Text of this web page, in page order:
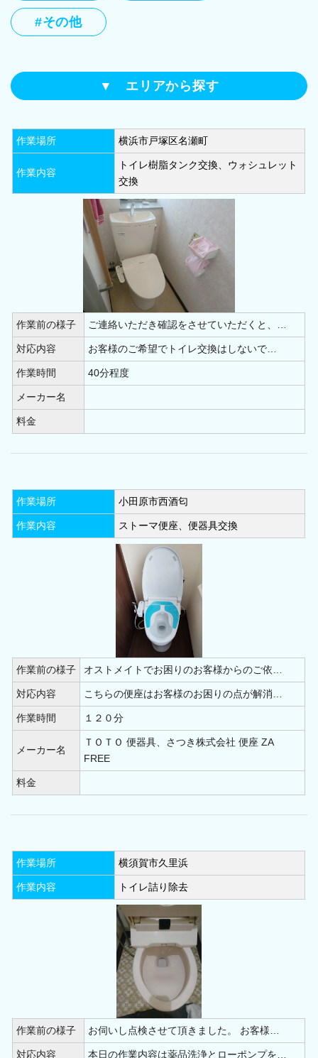
#その他
▼ エリアから探す
横浜市西区(8)
横浜市中区(18)
横浜市南区(17)
横浜市港南区(22)
横浜市保土ケ谷区(30)
横浜市旭区(12)
横浜市磯子区(12)
横浜市金沢区(19)
横浜市港北区(30)
横浜市緑区(19)
横浜市青葉区(25)
横浜市都筑区(17)
横浜市戸塚区(25)
横浜市栄区(10)
横浜市泉区(10)
横浜市瀬谷区(11)
川崎市川崎区(11)
川崎市中原区(7)
川崎市宮前区(20)
川崎市麻生区(12)
相模原市中央区(19)
藤沢市(28)
横須賀市(28)
平塚市(12)
茅ヶ崎市(10)
大和市(9)
厚木市(13)
鎌倉市(12)
座間市(6)
伊勢原市(6)
逗子市(6)
三浦市(6)
南足柄市(2)
足柄上郡(8)
足柄下郡(1)
中郡(1)
高座郡(1) 愛甲郡(0) 三浦郡(4)
作業場所 横浜市戸塚区名瀬町
作業内容
トイレ樹脂タンク交換、ウォシュレット
交換
作業前の様子 ご連絡いただき確認をさせていただくと、…
対応内容 お客様のご希望でトイレ交換はしないで…
作業時間 40分程度
メーカー名
料金
作業場所 小田原市西酒匂
作業内容 ストーマ便座、便器具交換
作業前の様子 オストメイトでお困りのお客様からのご依…
対応内容 こちらの便座はお客様のお困りの点が解消…
作業時間 １２０分
メーカー名
ＴＯＴＯ 便器具、さつき株式会社 便座 ZA
FREE
料金
作業場所 横須賀市久里浜
作業内容 トイレ詰り除去
作業前の様子 お伺いし点検させて頂きました。 お客様…
対応内容 本日の作業内容は薬品洗浄とローポンプを…